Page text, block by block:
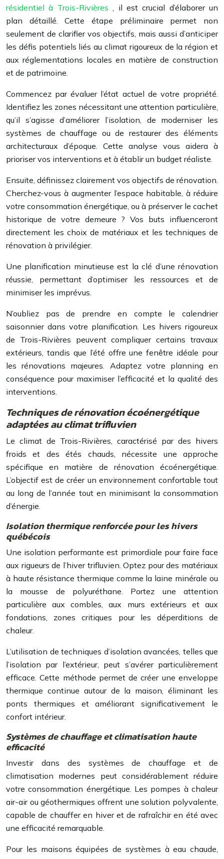
résidentiel à Trois-Rivières
, il est crucial d’élaborer un
plan détaillé. Cette étape préliminaire permet non
seulement de clarifier vos objectifs, mais aussi d’anticiper
les défis potentiels liés au climat rigoureux de la région et
aux réglementations locales en matière de construction
et de patrimoine.
Commencez par évaluer l’état actuel de votre propriété.
Identifiez les zones nécessitant une attention particulière,
qu’il s’agisse d’améliorer l’isolation, de moderniser les
systèmes de chauffage ou de restaurer des éléments
architecturaux d’époque. Cette analyse vous aidera à
prioriser vos interventions et à établir un budget réaliste.
Ensuite, définissez clairement vos objectifs de rénovation.
Cherchez-vous à augmenter l’espace habitable, à réduire
votre consommation énergétique, ou à préserver le cachet
historique de votre demeure ? Vos buts influenceront
directement les choix de matériaux et les techniques de
rénovation à privilégier.
Une planification minutieuse est la clé d’une rénovation
réussie, permettant d’optimiser les ressources et de
minimiser les imprévus.
N’oubliez pas de prendre en compte le calendrier
saisonnier dans votre planification. Les hivers rigoureux
de Trois-Rivières peuvent compliquer certains travaux
extérieurs, tandis que l’été offre une fenêtre idéale pour
les rénovations majeures. Adaptez votre planning en
conséquence pour maximiser l’efficacité et la qualité des
interventions.
Techniques de rénovation écoénergétique
adaptées au climat trifluvien
Le climat de Trois-Rivières, caractérisé par des hivers
froids et des étés chauds, nécessite une approche
spécifique en matière de rénovation écoénergétique.
L’objectif est de créer un environnement confortable tout
au long de l’année tout en minimisant la consommation
d’énergie.
Isolation thermique renforcée pour les hivers
québécois
Une isolation performante est primordiale pour faire face
aux rigueurs de l’hiver trifluvien. Optez pour des matériaux
à haute résistance thermique comme la laine minérale ou
la mousse de polyuréthane. Portez une attention
particulière aux combles, aux murs extérieurs et aux
fondations, zones critiques pour les déperditions de
chaleur.
L’utilisation de techniques d’isolation avancées, telles que
l’isolation par l’extérieur, peut s’avérer particulièrement
efficace. Cette méthode permet de créer une enveloppe
thermique continue autour de la maison, éliminant les
ponts thermiques et améliorant significativement le
confort intérieur.
Systèmes de chauffage et climatisation haute
efficacité
Investir dans des systèmes de chauffage et de
climatisation modernes peut considérablement réduire
votre consommation énergétique. Les pompes à chaleur
air-air ou géothermiques offrent une solution polyvalente,
capable de chauffer en hiver et de rafraîchir en été avec
une efficacité remarquable.
Pour les maisons équipées de systèmes à eau chaude,